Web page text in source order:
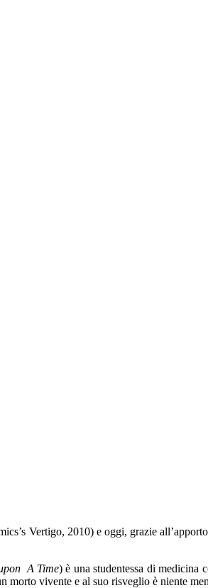
Vertigo, 2010) e oggi, grazie
A Time) è una studentessa di medicina
morto vivente e al suo risveglio è niente